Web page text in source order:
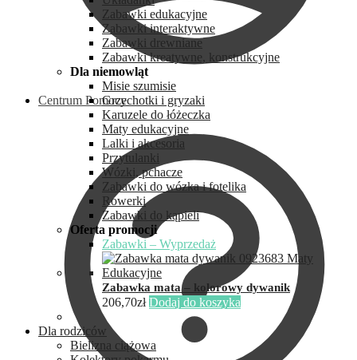
Centrum Pomocy
Zabawki edukacyjne
Zabawki interaktywne
Zabawki drewniane
Zabawki kreatywne, konstrukcyjne
Dla niemowląt
Misie szumisie
Grzechotki i gryzaki
Karuzele do łóżeczka
Maty edukacyjne
Lalki i akcesoria
Przytulanki
Wózki, pchacze
Zabawki do wózka i fotelika
Rowerki
Zabawki do kąpieli
Oferta promocji
Zabawki – Wyprzedaż
Zabawka mata – kolorowy dywanik
206,70zł Dodaj do koszyka
Dla rodziców
Bielizna ciążowa